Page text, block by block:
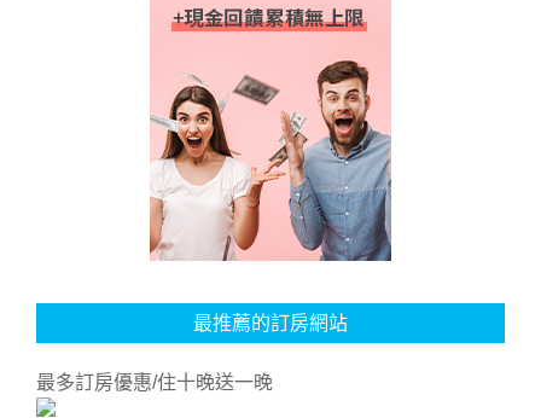
最推薦的訂房網站
最多訂房優惠/住十晚送一晚